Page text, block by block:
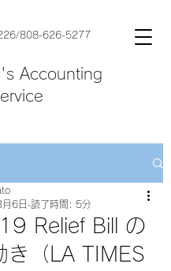
/808-626-5277
Accounting
Relief Bill の
き（LA TIMES
6日 読了時間: 5分